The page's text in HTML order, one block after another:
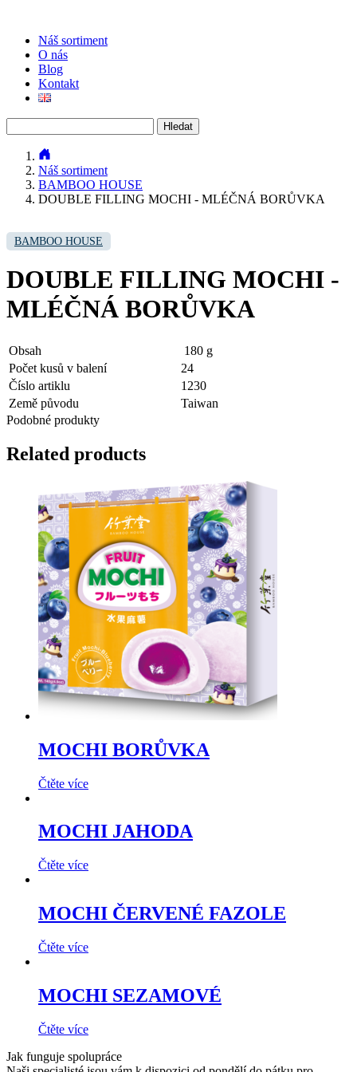
Náš sortiment
O nás
Blog
Kontakt
Náš sortiment
BAMBOO HOUSE
DOUBLE FILLING MOCHI - MLÉČNÁ BORŮVKA
BAMBOO HOUSE
DOUBLE FILLING MOCHI -
MLÉČNÁ BORŮVKA
Obsah
180 g
Počet kusů v balení
24
Číslo artiklu
1230
Země původu
Taiwan
Podobné produkty
Related products
MOCHI BORŮVKA
Čtěte více
MOCHI JAHODA
Čtěte více
MOCHI ČERVENÉ FAZOLE
Čtěte více
MOCHI SEZAMOVÉ
Čtěte více
Jak funguje spolupráce